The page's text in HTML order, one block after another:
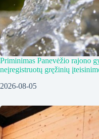
Priminimas Panevėžio rajono
neįregistruotų gręžinių
2026-08-05